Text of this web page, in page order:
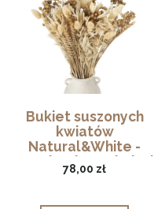
Bukiet suszonych
kwiatów
Natural&White -
pszenica, len , phalaris
78,00 zł